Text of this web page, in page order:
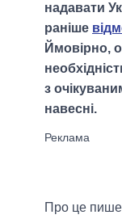
надавати
раніше
Ймовірно,
з
навесні.
Про це пише